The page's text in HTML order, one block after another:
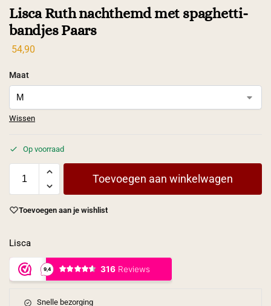
Lisca Ruth nachthemd met spaghetti-
bandjes Paars
54,90
Maat
Wissen
Op voorraad
Toevoegen aan winkelwagen
Toevoegen aan je wishlist
Lisca
Snelle bezorging